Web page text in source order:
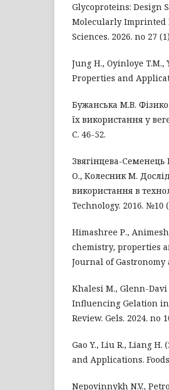
Glycoproteins: Design
Molecularly Imprinted
Sciences. 2026. no 27
Jung H., Oyinloye
Properties and
Бужанська М.В. Фізико-
їх використання у
С. 46-52.
Звягінцева-Семенець
О., Колесник М.
використання в
Technology. 2016. №10
Himashree Р.,
chemistry, properties
Journal of Gastronomy
Khalesi M., Glenn-Davi
Influencing Gelation
Review. Gels. 2024. no
Gao Y., Liu R., Liang
and Applications.
Nepovinnykh N.V.,